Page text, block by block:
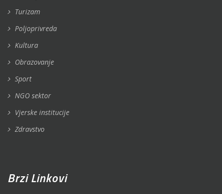
Turizam
Poljoprivreda
Kultura
Obrazovanje
Sport
NGO sektor
Vjerske institucije
Zdravstvo
Brzi Linkovi